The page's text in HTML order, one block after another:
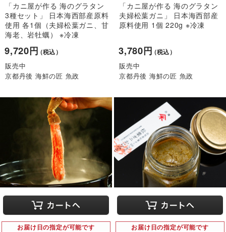
「カニ屋が作る 海のグラタン
3種セット」 日本海西部産原料
使用 各1個（夫婦松葉ガニ、甘
海老、岩牡蠣） ※冷凍
9,720円（税込）
販売中
京都丹後 海鮮の匠 魚政
「カニ屋が作る 海のグラタン
夫婦松葉ガニ」 日本海西部産
原料使用 1個 220g ※冷凍
3,780円（税込）
販売中
京都丹後 海鮮の匠 魚政
お届け日の指定が可能です お届け日の指定が可能です